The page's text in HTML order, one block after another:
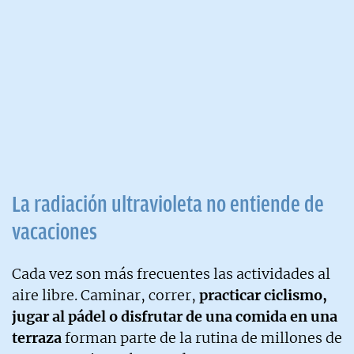
La radiación ultravioleta no entiende de
vacaciones
Cada vez son más frecuentes las actividades al
aire libre. Caminar, correr, practicar ciclismo,
jugar al pádel o disfrutar de una comida en una
terrazaforman parte de la rutina de millones de